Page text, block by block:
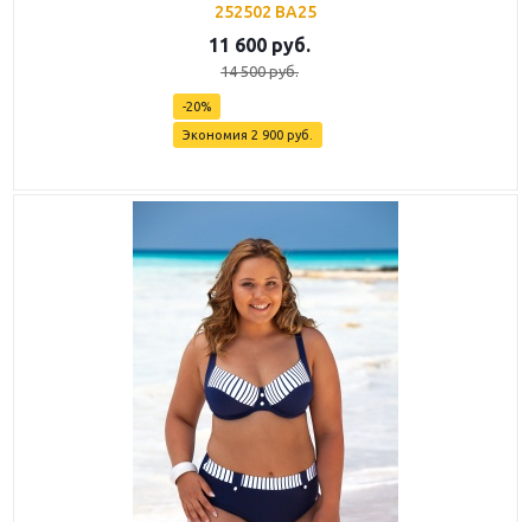
252502 BA25
11 600 руб.
14 500руб.
-20%
Экономия 2 900руб.